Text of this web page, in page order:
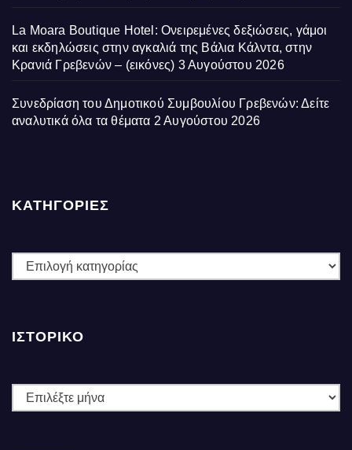
La Moara Boutique Hotel: Ονειρεμένες δεξιώσεις, γάμοι
και εκδηλώσεις στην αγκαλιά της Βάλια Κάλντα, στην
Κρανιά Γρεβενών – (εικόνες) 3 Αυγούστου 2026
Συνεδρίαση του Δημοτικού Συμβουλίου Γρεβενών: Δείτε
αναλυτικά όλα τα θέματα 2 Αυγούστου 2026
ΚΑΤΗΓΟΡΙΕΣ
ΚΑΤΗΓΟΡΙΕΣ
ΙΣΤΟΡΙΚΌ
Ιστορικό